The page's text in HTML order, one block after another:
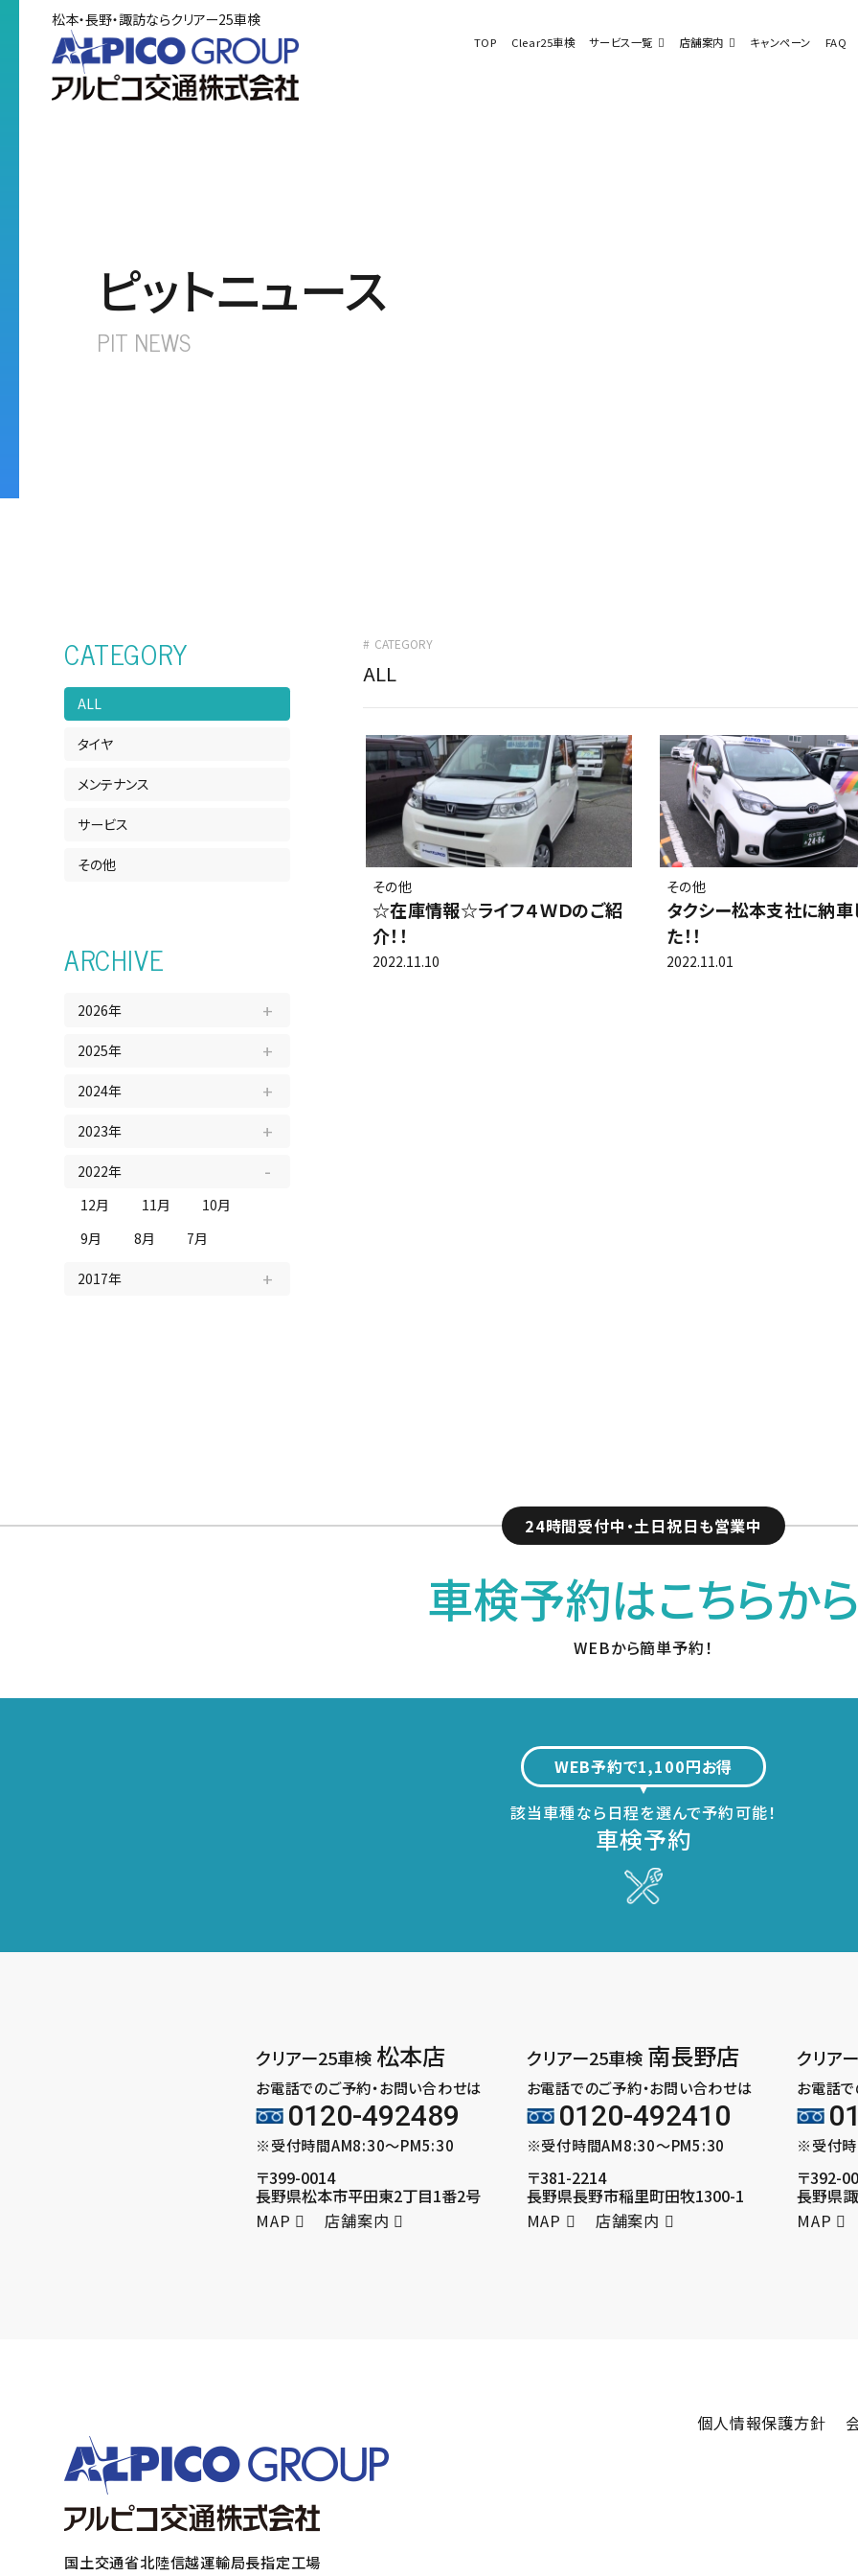
松本・長野・諏訪ならクリアー25車検
TOP Clear25車検 サービス一覧 店舗案内 キャンペーン FAQ
車検をご検討の方へ
WEBチラシ お知らせ・キャンペーン
ピットニュース
お問い合わせ
会社概要
（全国版）
ピットニュース
PIT NEWS
CATEGORY
ALL
タイヤ
メンテナンス
サービス
その他
ARCHIVE
2026年
2025年
2024年
2023年
2022年
12月
11月
10月
9月
8月 7月
2017年
CATEGORY
ALL
その他
☆在庫情報☆ライフ４ＷＤのご紹
介！！
2022.11.10
その他
タクシー松本支社に納車
た！！
2022.11.01
24時間受付中・土日祝日も営業中
車検予約はこちらから
WEBから簡単予約！
WEB予約で1,100円お得
該当車種なら日程を選んで予約可能！
車検予約
クリアー25車検 松本店
お電話でのご予約・お問い合わせは
0120-492489
※受付時間AM8:30～PM5:30
〒399-0014
長野県松本市平田東2丁目1番2号
MAP
店舗案内
クリアー25車検 南長野店
お電話でのご予約・お問い合わせは
0120-492410
※受付時間AM8:30～PM5:30
〒381-2214
長野県長野市稲里町田牧1300-1
MAP
店舗案内
クリア
お電話
※受付
〒392-
長野県
MAP
個人情報保護方針
国土交通省北陸信越運輸局長指定工場